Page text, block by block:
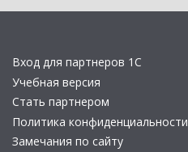
Вход для партнеров 1С
Учебная версия
Стать партнером
Политика конфиденциальности
Замечания по сайту